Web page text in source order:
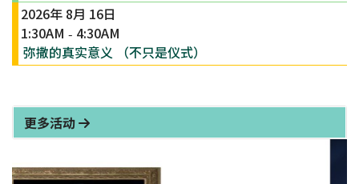
2026年 8月 16日
1:30AM - 4:30AM
弥撒的真实意义 （不只是仪式）
更多活动